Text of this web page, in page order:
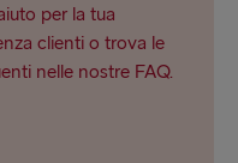
per la tua
clienti o trova le
nelle nostre FAQ.